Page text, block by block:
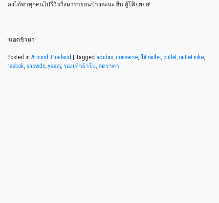
คงได้พาทุกคนไปรีวิววิ่งมาราธอนบ้างล่ะนะ ฮึบ สู้โฟ้ยยยย!
-แอดชิวหา-
Posted in Around Thailand Tagged adidas, converse, fbt outlet, outlet, outlet nike,
reebok, showdc, yeezy, รองเท้าผ้าใบ, ลดราคา